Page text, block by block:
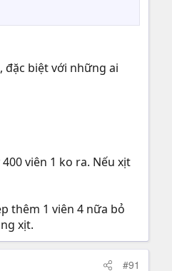
đặc biệt với những ai
viên 1 ko ra. Nếu xịt
thêm 1 viên 4 nữa bỏ
xịt.
#91